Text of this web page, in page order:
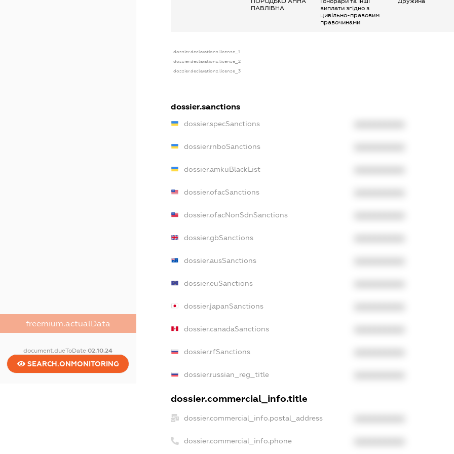
freemium.actualData
document.dueToDate02.10.24
SEARCH.ONMONITORING
ПАВЛІВНА
виплати згідно з
цивільно-правовим
правочинами
dossier.declarations.license_1
dossier.declarations.license_2
dossier.declarations.license_3
dossier.sanctions
dossier.specSanctions
dossier.rnboSanctions
dossier.amkuBlackList
dossier.ofacSanctions
dossier.ofacNonSdnSanctions
dossier.gbSanctions
dossier.ausSanctions
dossier.euSanctions
dossier.japanSanctions
dossier.canadaSanctions
dossier.rfSanctions
dossier.russian_reg_title
dossier.commercial_info.title
dossier.commercial_info.postal_address
dossier.commercial_info.phone